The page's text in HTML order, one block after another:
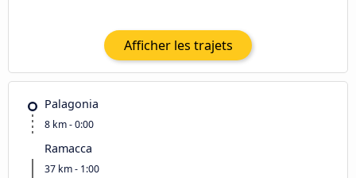
Afficher les trajets
Palagonia
8 km - 0:00
Ramacca
37 km - 1:00